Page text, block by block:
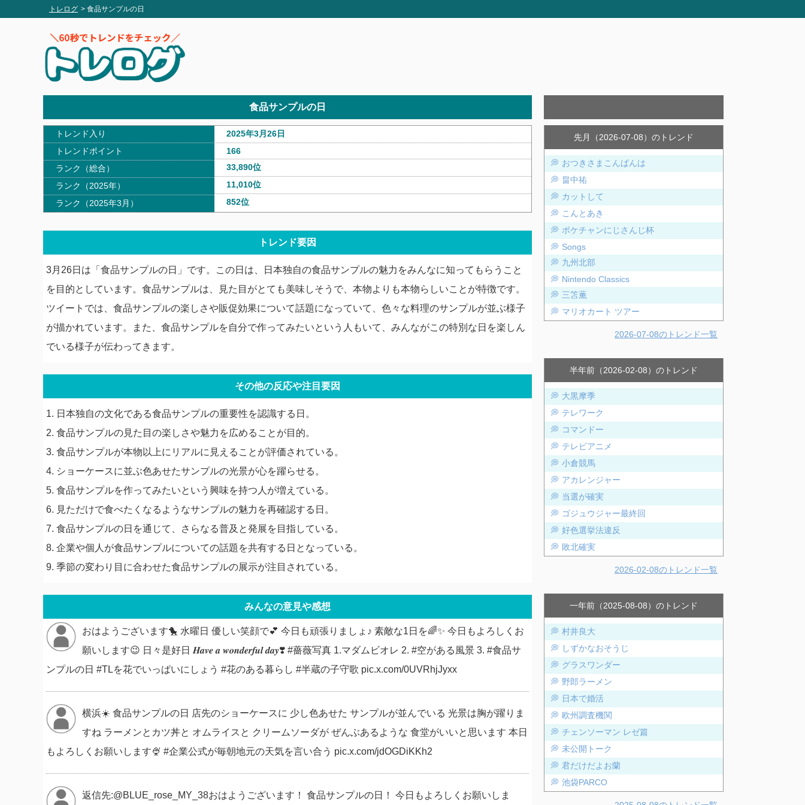
トレログ > 食品サンプルの日
食品サンプルの日
トレンド入り
トレンドポイント
ランク（総合）
ランク（2025年）
ランク（2025年3月）
2025年3月26日
166
33,890位
11,010位
852位
トレンド要因
3月26日は「食品サンプルの日」です。この日は、日本独自の食品サンプルの魅力をみんなに知ってもらうこと
を目的としています。食品サンプルは、見た目がとても美味しそうで、本物よりも本物らしいことが特徴です。
ツイートでは、食品サンプルの楽しさや販促効果について話題になっていて、色々な料理のサンプルが並ぶ様子
が描かれています。また、食品サンプルを自分で作ってみたいという人もいて、みんながこの特別な日を楽しん
でいる様子が伝わってきます。
その他の反応や注目要因
1. 日本独自の文化である食品サンプルの重要性を認識する日。
2. 食品サンプルの見た目の楽しさや魅力を広めることが目的。
3. 食品サンプルが本物以上にリアルに見えることが評価されている。
4. ショーケースに並ぶ色あせたサンプルの光景が心を躍らせる。
5. 食品サンプルを作ってみたいという興味を持つ人が増えている。
6. 見ただけで食べたくなるようなサンプルの魅力を再確認する日。
7. 食品サンプルの日を通じて、さらなる普及と発展を目指している。
8. 企業や個人が食品サンプルについての話題を共有する日となっている。
9. 季節の変わり目に合わせた食品サンプルの展示が注目されている。
みんなの意見や感想
おはようございます🐤 水曜日 優しい笑顔で💕 今日も頑張りましょ♪ 素敵な1日を🌈✨ 今日もよろしくお
願いします😉 日々是好日 𝑯𝒂𝒗𝒆 𝒂 𝒘𝒐𝒏𝒅𝒆𝒓𝒇𝒖𝒍 𝒅𝒂𝒚❣️ #薔薇写真 1.マダムビオレ 2. #空がある風景 3. #食品サ
ンプルの日 #TLを花でいっぱいにしょう #花のある暮らし #半蔵の子守歌 pic.x.com/0UVRhjJyxx
横浜☀️ 食品サンプルの日 店先のショーケースに 少し色あせた サンプルが並んでいる 光景は胸が躍りま
すね ラーメンとカツ丼と オムライスと クリームソーダが ぜんぶあるような 食堂がいいと思います 本日
もよろしくお願いします🍨 #企業公式が毎朝地元の天気を言い合う pic.x.com/jdOGDiKKh2
返信先:@BLUE_rose_MY_38おはようございます！ 食品サンプルの日！ 今日もよろしくお願いしま
先月（2026-07-08）のトレンド
おつきさまこんばんは
畠中祐
カットして
こんとあき
ポケチャンにじさんじ杯
Songs
九州北部
Nintendo Classics
三笘薫
マリオカート ツアー
2026-07-08のトレンド一覧
半年前（2026-02-08）のトレンド
大黒摩季
テレワーク
コマンドー
テレビアニメ
小倉競馬
アカレンジャー
当選が確実
ゴジュウジャー最終回
好色選挙法違反
敗北確実
2026-02-08のトレンド一覧
一年前（2025-08-08）のトレンド
村井良大
しずかなおそうじ
グラスワンダー
野郎ラーメン
日本で婚活
欧州調査機関
チェンソーマン レゼ篇
未公開トーク
君だけだよお蘭
池袋PARCO